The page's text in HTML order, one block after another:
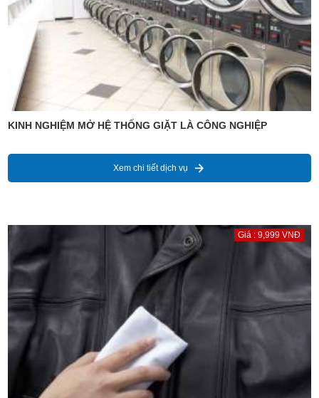
KINH NGHIỆM MỞ HỆ THỐNG GIẶT LÀ CÔNG NGHIỆP
Xem chi tiết dịch vụ
Giá : 9,999 VNĐ